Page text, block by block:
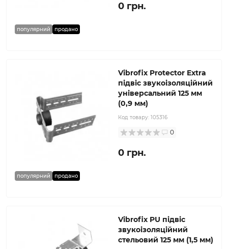
популярний продано
0 грн.
популярний продано
Vibrofix Protector Extra
підвіс звукоізоляційний
універсальний 125 мм
(0,9 мм)
Код товару: 105316
0
0 грн.
Vibrofix PU підвіс
звукоізоляційний
стельовий 125 мм (1,5 мм)